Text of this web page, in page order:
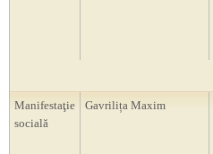
Manifestaţie
socială
Gavrilița Maxim